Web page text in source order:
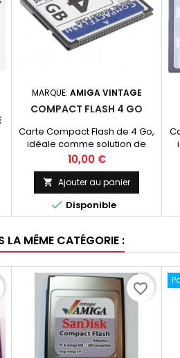
MARQUE: AMIGA VINTAGE
COMPACT FLASH 4 GO
Carte Compact Flash de 4 Go,
idéale comme solution de
remplacement de disque dur
pour Amiga 600 et 1200.
Vitesse d'écriture de 25 MB/s,
compacte et garantie 1 an.
Prix
10,00 €
 Ajouter au panier
 Disponible
LA MÊME CATÉGORIE :
favorite_border